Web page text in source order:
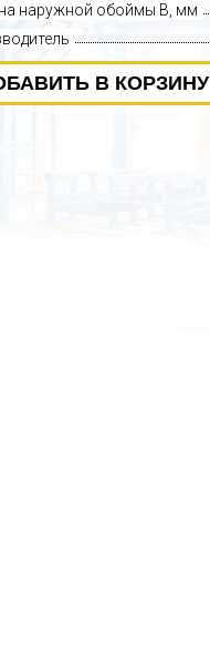
наружной обоймы B, мм
В КОРЗИНУ